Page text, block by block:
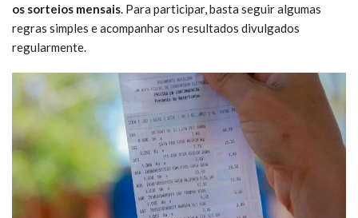
os sorteios mensais. Para participar, basta seguir algumas
regras simples e acompanhar os resultados divulgados
regularmente.